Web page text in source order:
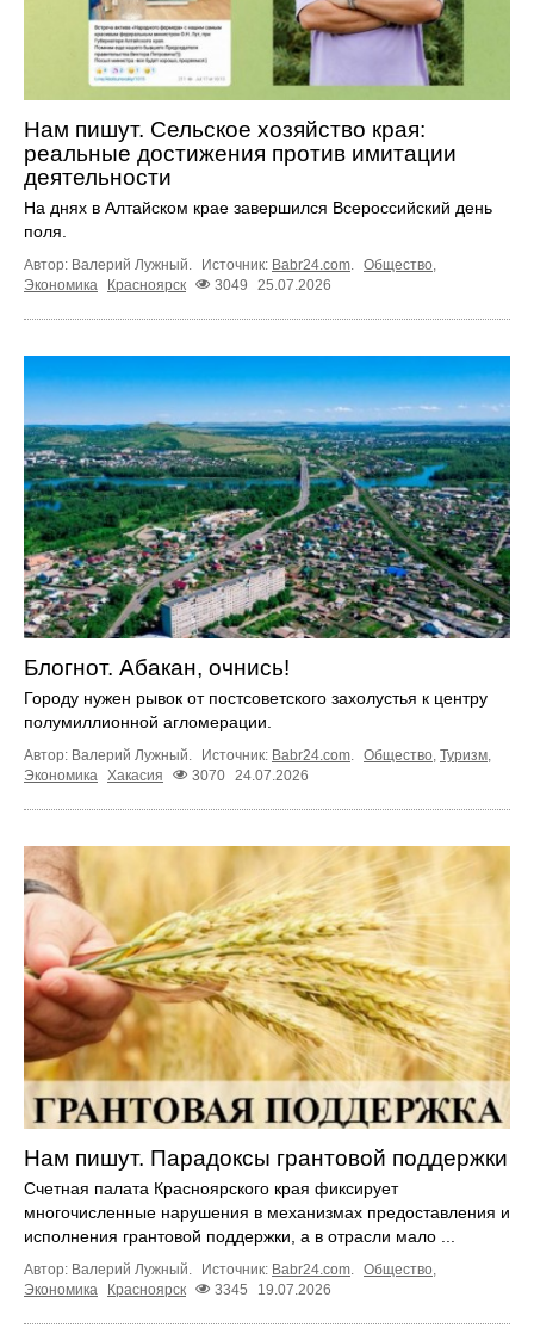
Нам пишут. Сельское хозяйство края:
реальные достижения против имитации
деятельности
На днях в Алтайском крае завершился Всероссийский день
поля.
Автор: Валерий Лужный. Источник: Babr24.com. Общество,
Экономика
Красноярск 3049 25.07.2026
Блогнот. Абакан, очнись!
Городу нужен рывок от постсоветского захолустья к центру
полумиллионной агломерации.
Автор: Валерий Лужный. Источник: Babr24.com Общество Туризм
Экономика Хакасия 3070 24.07.2026
Нам пишут. Парадоксы грантовой поддержки
Счетная палата Красноярского края фиксирует
многочисленные нарушения в механизмах предоставления и
исполнения грантовой поддержки, а в отрасли мало ...
Автор: Валерий Лужный. Источник: Babr24.com Общество
Экономика
Красноярск 3345 19.07.2026